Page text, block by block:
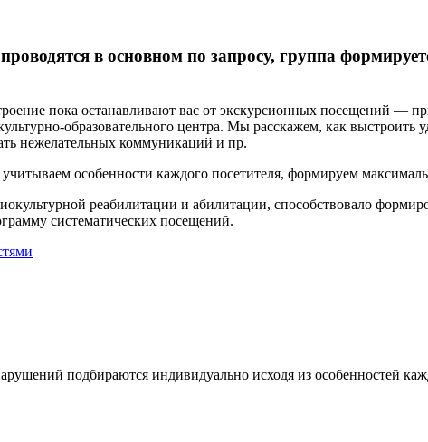
в основном по запросу, группа
пока останавливают вас от экскурсионных посещений —
образовательного центра. Мы расскажем, как
нежелательных коммуникаций и пр.
особенности каждого посетителя, формируем
реабилитации и абилитации, способствовало
систематических посещений.
подбираются индивидуально исходя из особенностей